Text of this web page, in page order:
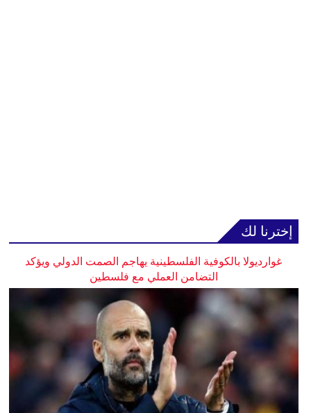
إخترنا لك
غوارديولا بالكوفية الفلسطينية يهاجم الصمت الدولي ويؤكد
التضامن العملي مع فلسطين